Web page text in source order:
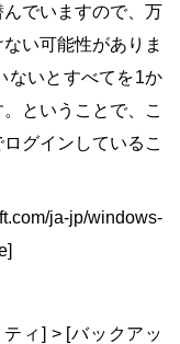
でいますので、万
い可能性がありま
ないとすべてを1か
ということで、こ
グインしているこ
ja-jp/windows-
ィ] > [バックアッ